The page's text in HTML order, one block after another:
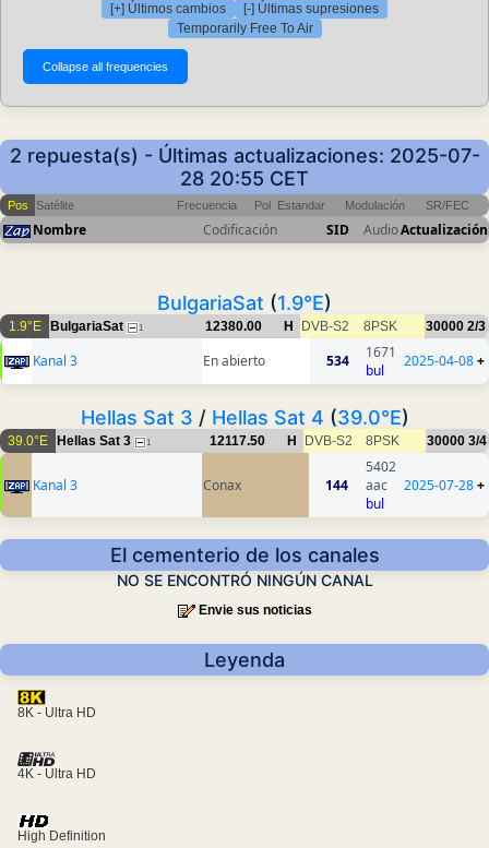
[+] Últimos cambios
[-] Últimas supresiones
Temporarily Free To Air
2 repuesta(s) - Últimas actualizaciones: 2025-07-
28 20:55 CET
Pos Satélite Frecuencia Pol Estandar Modulación SR/FEC
Nombre Codificación SID AudioActualización
BulgariaSat (1.9°E)
1.9°E BulgariaSat 1 12380.00 H DVB-S2 8PSK 30000 2/3
Kanal 3 En abierto 534
1671
bul
2025-04-08+
Hellas Sat 3 / Hellas Sat 4 (39.0°E)
39.0°E Hellas Sat 3 1 12117.50 H DVB-S2 8PSK 30000 3/4
Kanal 3 Conax 144
5402
aac
bul
2025-07-28+
El cementerio de los canales
NO SE ENCONTRÓ NINGÚN CANAL
Envie sus noticias
Leyenda
8K - Ultra HD
4K - Ultra HD
High Definition